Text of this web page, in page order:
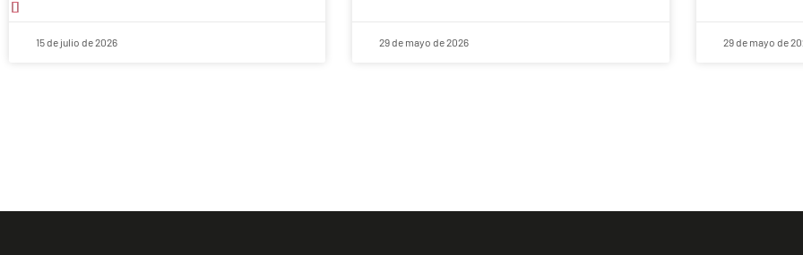
15 de julio de 2026 29 de mayo de 2026 29 de mayo de